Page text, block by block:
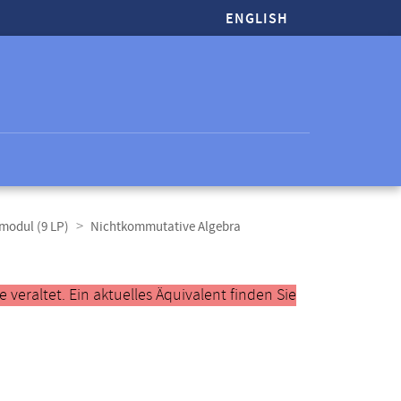
ENGLISH
(9 LP) Nichtkommutative Algebra
veraltet. Ein aktuelles Äquivalent finden Sie